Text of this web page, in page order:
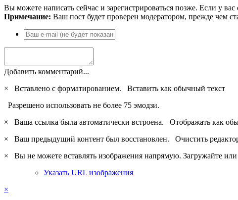
Вы можете написать сейчас и зарегистрироваться позже. Если у вас
Примечание: Ваш пост будет проверен модератором, прежде чем
Добавить комментарий...
×
Вставлено с форматированием. Вставить как обычный текст
Разрешено использовать не более 75 эмодзи.
×
Ваша ссылка была автоматически встроена. Отображать как
×
Ваш предыдущий контент был восстановлен. Очистить
×
Вы не можете вставлять изображения напрямую. Загружайте
Указать URL изображения
×